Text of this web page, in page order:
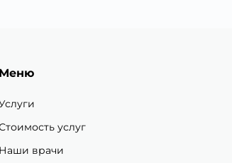
Меню
услуг
Наши врачи